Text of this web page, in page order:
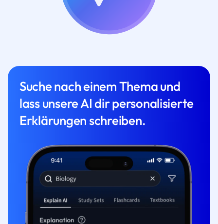
Suche nach einem Thema und
lass unsere AI dir personalisierte
Erklärungen schreiben.